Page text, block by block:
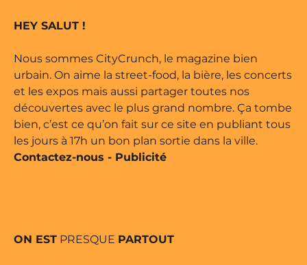
HEY SALUT !
Nous sommes CityCrunch, le magazine bien
urbain. On aime la street-food, la bière, les concerts
et les expos mais aussi partager toutes nos
découvertes avec le plus grand nombre. Ça tombe
bien, c’est ce qu’on fait sur ce site en publiant tous
les jours à 17h un bon plan sortie dans la ville.
Contactez-nous - Publicité
ON EST PRESQUE PARTOUT